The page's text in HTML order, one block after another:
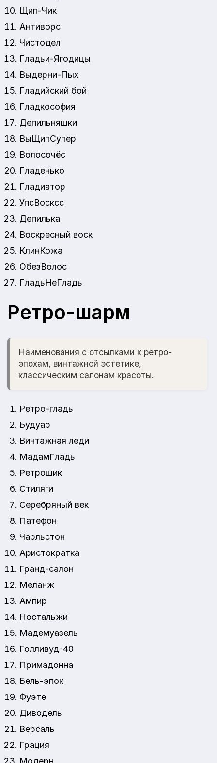
Щип-Чик
Антиворс
Чистодел
Гладьи-Ягодицы
Выдерни-Пых
Гладийский бой
Гладкософия
Депильняшки
ВыЩипСупер
Волосочёс
Гладенько
Гладиатор
УпсВосксс
Депилька
Воскресный воск
КлинКожа
ОбезВолос
ГладьНеГладь
Ретро-шарм
Наименования с отсылками к ретро-
эпохам, винтажной эстетике,
классическим салонам красоты.
Ретро-гладь
Будуар
Винтажная леди
МадамГладь
Ретрошик
Стиляги
Серебряный век
Патефон
Чарльстон
Аристократка
Гранд-салон
Меланж
Ампир
Ностальжи
Мадемуазель
Голливуд-40
Примадонна
Бель-эпок
Фуэте
Диводель
Версаль
Грация
Модерн